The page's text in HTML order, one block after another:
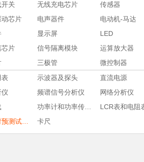
关
无线充电芯片
传感器
芯片
电声器件
电动机-马达
显示屏
LED
芯片
信号隔离模块
运算放大器
三极管 微控制器
示波器及探头
直流电源
频谱信号分析仪
网络分析仪
LCR表和电阻
卡尺